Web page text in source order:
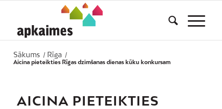
Sākums / Rīga
/
Aicina pieteikties Rīgas dzimšanas dienas kūku konkursam
AICINA PIETEIKTIES